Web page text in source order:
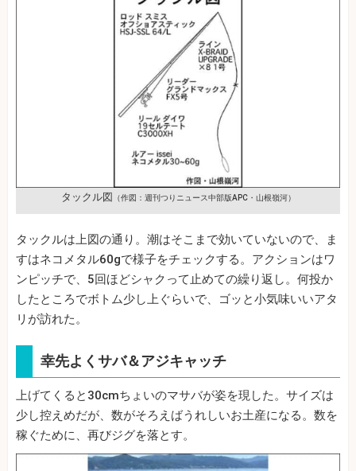
タックル図 （作図：週刊つりニュース中部版APC・山根嶺河）
タックルは上図の通り。潮はそこまで効いていないので、ま
すはネコメタル60gで様子をチェックする。アクションはワ
ンピッチで、5回ほどシャクって止めての繰り返し。何投か
したところでボトム少し上ぐらいで、ゴッと小気味いいアタ
リが訪れた。
幸先よくサバ＆アジキャッチ
上げてくると30cmちょいのマサバが姿を現した。サイズは
少し控えめだが、数がそろえばうれしいお土産になる。数を
稼ぐために、再びジグを落とす。